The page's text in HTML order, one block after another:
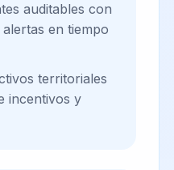
auditables con
en tiempo
territoriales
incentivos y